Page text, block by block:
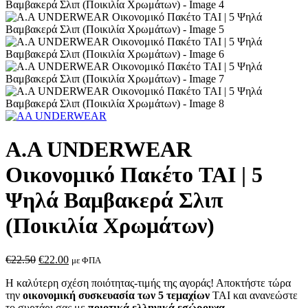
A.A UNDERWEAR
Οικονομικό Πακέτο TAI | 5
Ψηλά Βαμβακερά Σλιπ
(Ποικιλία Χρωμάτων)
€22.50 Original
was:
€22.50.
€22.00Η
τιμή
είναι:
με ΦΠΑ
Η καλύτερη σχέση ποιότητας-τιμής της αγοράς! Αποκτήστε τώρα
την οικονομική συσκευασία των 5 τεμαχίων TAI και ανανεώστε